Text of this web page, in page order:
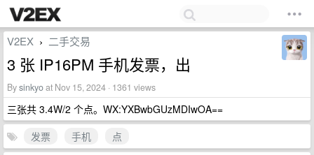
V2EX › 二手交易
3 张 IP16PM 手机发票，出
Bysinkyoat Nov 15, 2024 · 1361 views
三张共 3.4W/2 个点。WX:YXBwbGUzMDIwOA==
发票
手机
点